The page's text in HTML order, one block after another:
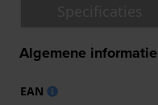
Algemene informatie
EAN